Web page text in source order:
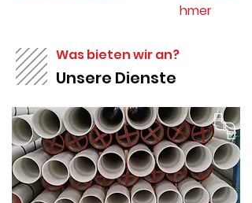
hmer
Was bieten wir an?
Unsere Dienste